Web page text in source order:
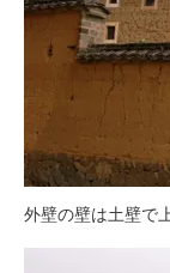
外壁の壁は土壁で